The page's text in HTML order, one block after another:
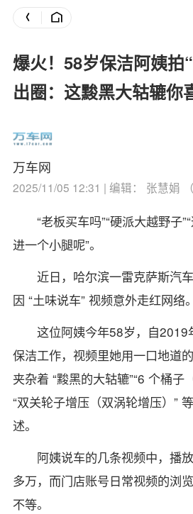
爆火！58岁保洁阿姨拍
出圈：这黢黑大轱辘你
万车网
2025/11/05 12:31 | 编辑： 张慧娟
“老板买车吗”“硬派大越野子
进一个小腿呢”。
近日，哈尔滨一雷克萨斯汽
因 “土味说车” 视频意外走红网络。
这位阿姨今年58岁，自2019
保洁工作，视频里她用一口地道
夹杂着 “黢黑的大轱辘”“6 个桶子
“双关轮子增压（双涡轮增压）”
述。
阿姨说车的几条视频中，播
多万，而门店账号日常视频的浏
不等。